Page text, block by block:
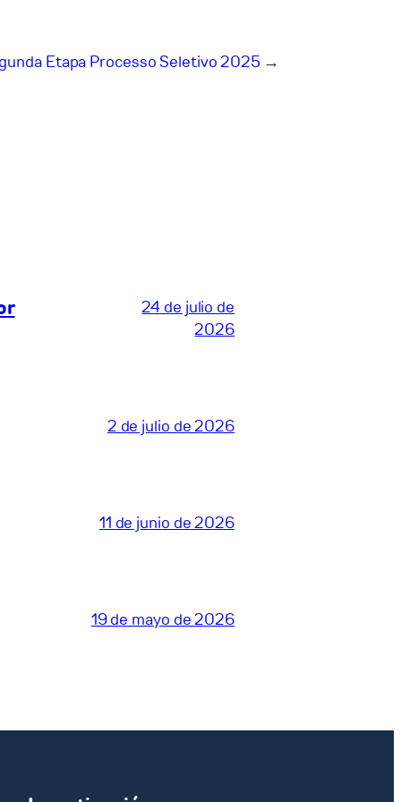
Etapa Processo Seletivo 2025 →
24 de julio de
2026
2 de julio de 2026
11 de junio de 2026
19 de mayo de 2026